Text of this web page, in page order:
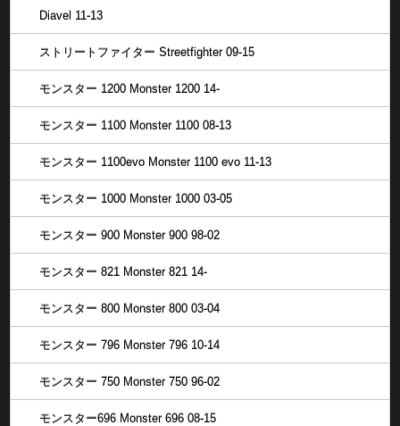
Diavel 11-13
ストリートファイター Streetfighter 09-15
モンスター 1200 Monster 1200 14-
モンスター 1100 Monster 1100 08-13
モンスター 1100evo Monster 1100 evo 11-13
モンスター 1000 Monster 1000 03-05
モンスター 900 Monster 900 98-02
モンスター 821 Monster 821 14-
モンスター 800 Monster 800 03-04
モンスター 796 Monster 796 10-14
モンスター 750 Monster 750 96-02
モンスター696 Monster 696 08-15